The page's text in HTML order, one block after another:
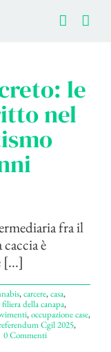
le
nel
fra il
è
[...]
,carcere,casa,
filiera della canapa,
,occupazione case,
Cgil 2025,
0 Commenti